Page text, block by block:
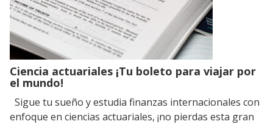
Ciencia actuariales ¡Tu boleto para viajar por
el mundo!
Sigue tu sueño y estudia finanzas internacionales con
enfoque en ciencias actuariales, ¡no pierdas esta gran